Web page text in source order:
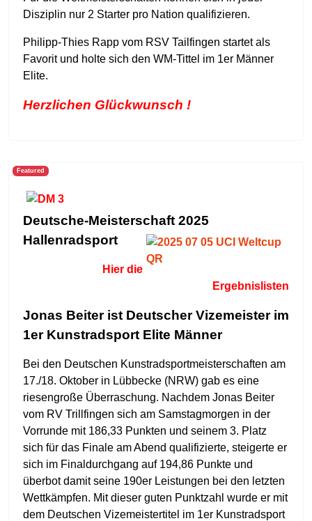
Disziplin nur 2 Starter pro Nation qualifizieren.
Philipp-Thies Rapp vom RSV Tailfingen startet als
Favorit und holte sich den WM-Tittel im 1er Männer
Elite.
Herzlichen Glückwunsch !
Featured
Deutsche-Meisterschaft 2025
Hallenradsport
Hier die
Ergebnislisten
Jonas Beiter ist Deutscher Vizemeister im
1er Kunstradsport Elite Männer
Bei den Deutschen Kunstradsportmeisterschaften am
17./18. Oktober in Lübbecke (NRW) gab es eine
riesengroße Überraschung. Nachdem Jonas Beiter
vom RV Trillfingen sich am Samstagmorgen in der
Vorrunde mit 186,33 Punkten und seinem 3. Platz
sich für das Finale am Abend qualifizierte, steigerte er
sich im Finaldurchgang auf 194,86 Punkte und
überbot damit seine 190er Leistungen bei den letzten
Wettkämpfen. Mit dieser guten Punktzahl wurde er mit
dem Deutschen Vizemeistertitel im 1er Kunstradsport